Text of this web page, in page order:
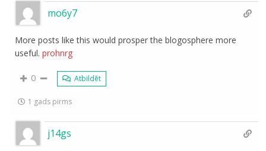
mo6y7
More posts like this would prosper the blogosphere more
useful.prohnrg
0 Atbildēt
1 gads pirms
j14gs